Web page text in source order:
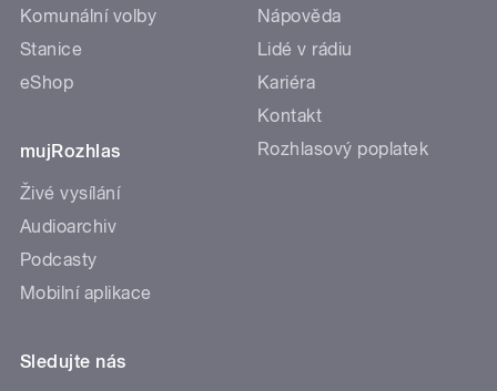
Komunální volby
Stanice
eShop
mujRozhlas
Živé vysílání
Audioarchiv
Podcasty
Mobilní aplikace
Nápověda
Lidé v rádiu
Kariéra
Kontakt
Rozhlasový poplatek
Sledujte nás